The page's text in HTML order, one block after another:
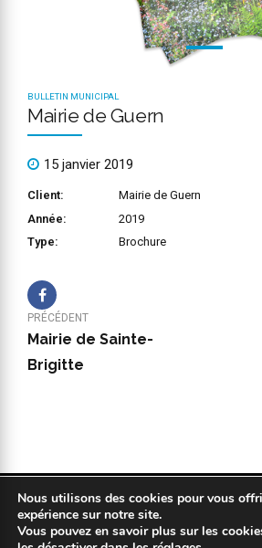
BULLETIN MUNICIPAL
Mairie de Guern
15 janvier 2019
Client:
Mairie de Guern
Année:
2019
Type:
Brochure
PRÉCÉDENT
Mairie de Sainte-
Brigitte
Copyright 2019 © COPYPLAN. Tous droits
|Politique de confidentialité Réalisation :
Nous utilisons des cookies pour vous
expérience sur notre site.
Vous pouvez en savoir plus sur les